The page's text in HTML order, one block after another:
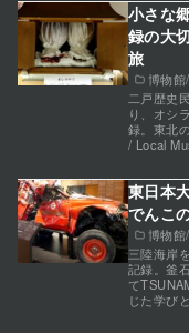
博物館
小さな
録の大
旅
二戸歴史
り、オシ
録。東北
/ Local
博物館
東日本
でんこ
三陸海岸
記録。釜
て
じた学び